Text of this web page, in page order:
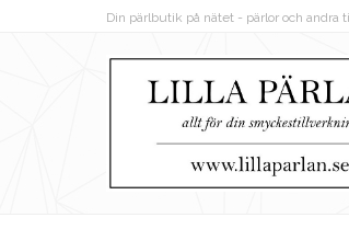
Din pärlbutik på nätet - pärlor och